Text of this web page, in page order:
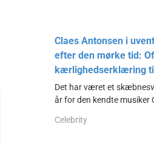
Claes Antonsen i
efter den mørke tid:
kærlighedserklæring
Det har været et
år for den kendte musiker
Celebrity